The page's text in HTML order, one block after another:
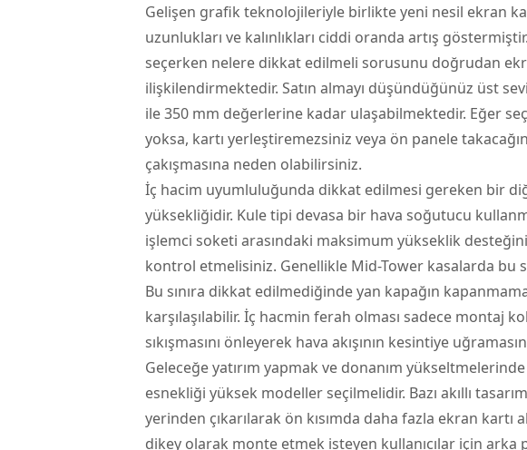
Gelişen grafik teknolojileriyle birlikte yeni nesil ekran
uzunlukları ve kalınlıkları ciddi oranda artış
seçerken nelere dikkat edilmeli sorusunu doğrudan
ilişkilendirmektedir. Satın almayı düşündüğünüz üst
ile 350 mm değerlerine kadar ulaşabilmektedir. Eğer
yoksa, kartı yerleştiremezsiniz veya ön panele
çakışmasına neden olabilirsiniz.
İç hacim uyumluluğunda dikkat edilmesi gereken bir
yüksekliğidir. Kule tipi devasa bir hava soğutucu
işlemci soketi arasındaki maksimum yükseklik
kontrol etmelisiniz. Genellikle Mid-Tower kasalarda bu
Bu sınıra dikkat edilmediğinde yan kapağın
karşılaşılabilir. İç hacmin ferah olması sadece montaj
sıkışmasını önleyerek hava akışının kesintiye
Geleceğe yatırım yapmak ve donanım
esnekliği yüksek modeller seçilmelidir. Bazı akıllı
yerinden çıkarılarak ön kısımda daha fazla ekran kartı
dikey olarak monte etmek isteyen kullanıcılar için arka